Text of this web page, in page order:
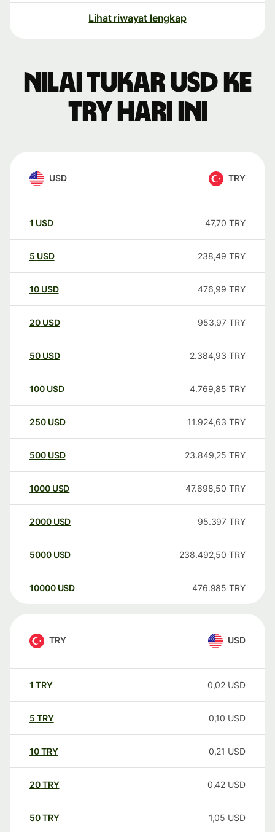
Lihat riwayat lengkap
Nilai tukar USD ke
TRY hari ini
USD TRY
1 USD 47,70 TRY
5 USD 238,49 TRY
10 USD 476,99 TRY
20 USD 953,97 TRY
50 USD 2.384,93 TRY
100 USD 4.769,85 TRY
250 USD 11.924,63 TRY
500 USD 23.849,25 TRY
1000 USD 47.698,50 TRY
2000 USD 95.397 TRY
5000 USD 238.492,50 TRY
10000 USD 476.985 TRY
TRY USD
1 TRY 0,02 USD
5 TRY 0,10 USD
10TRY 0,21 USD
20TRY 0,42 USD
50TRY 1,05 USD